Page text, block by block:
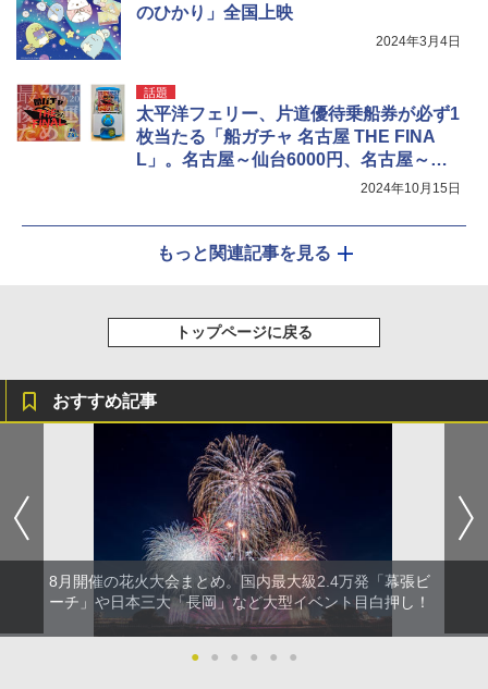
のひかり」全国上映
2024年3月4日
話題
太平洋フェリー、片道優待乗船券が必ず1
枚当たる「船ガチャ 名古屋 THE FINA
L」。名古屋～仙台6000円、名古屋～北
2024年10月15日
もっと関連記事を見る
トップページに戻る
おすすめ記事
8月開催の花火大会まとめ。国内最大級2.4万発「幕張ビ
ーチ」や日本三大「長岡」など大型イベント目白押し！
● ● ● ● ● ●